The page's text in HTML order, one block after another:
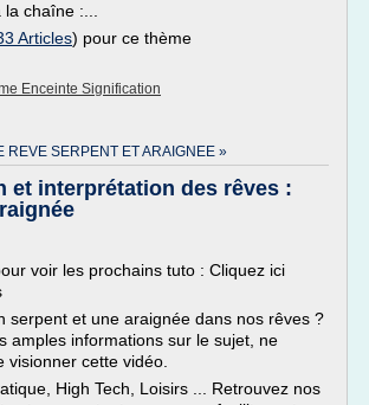
chaîne :...
Articles) pour ce thème
Enceinte Signification
REVE SERPENT ET ARAIGNEE »
et interprétation des rêves :
voir les prochains tuto : Cliquez ici
serpent et une araignée dans nos rêves ?
amples informations sur le sujet, ne
visionner cette vidéo.
High Tech, Loisirs ... Retrouvez nos